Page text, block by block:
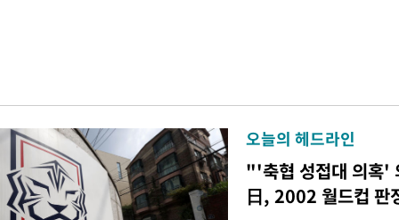
오늘의 헤드라인
"'축협 성접대 의혹'
日, 2002 월드컵 판